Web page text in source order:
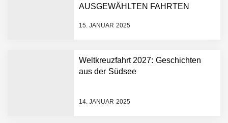
AUSGEWÄHLTEN FAHRTEN
15. JANUAR 2025
Weltkreuzfahrt 2027: Geschichten
aus der Südsee
14. JANUAR 2025